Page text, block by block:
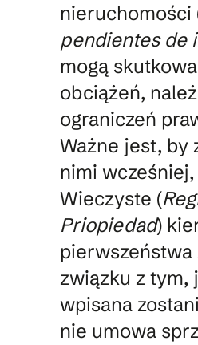
nieruchomości
pendientes de
mogą
obciążeń,
ograniczeń
Ważne jest, by
nimi
Wieczyste (
Priopiedad)
pierwszeństwa
związku z tym,
wpisana
nie umowa